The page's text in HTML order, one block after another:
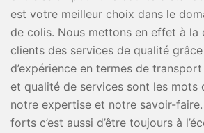
est votre meilleur choix dans le
de colis. Nous mettons en effet à la
clients des services de qualité
d’expérience en termes de
et qualité de services sont les mots
notre expertise et notre savoir-
forts c’est aussi d’être toujours à